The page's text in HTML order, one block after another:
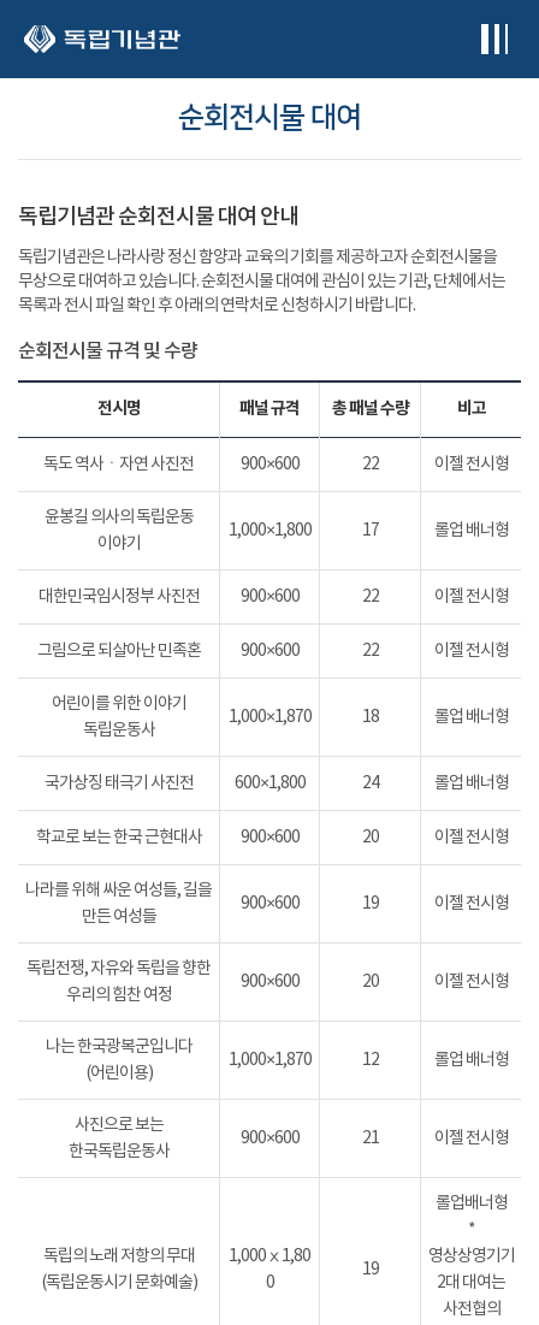
순회전시물 대여
독립기념관 순회전시물 대여 안내
독립기념관은 나라사랑 정신 함양과 교육의 기회를 제공하고자 순회전시물을
무상으로 대여하고 있습니다. 순회전시물 대여에 관심이 있는 기관, 단체에서는
목록과 전시 파일 확인 후 아래의 연락처로 신청하시기 바랍니다.
순회전시물 규격 및 수량
전시명 패널 규격 총 패널 수량 비고
독도 역사ㆍ자연 사진전 900×600 22 이젤 전시형
윤봉길 의사의 독립운동
이야기
1,000×1,800 17 롤업 배너형
대한민국임시정부 사진전 900×600 22 이젤 전시형
그림으로 되살아난 민족혼 900×600 22 이젤 전시형
어린이를 위한 이야기
독립운동사
1,000×1,870 18 롤업 배너형
국가상징 태극기 사진전 600×1,800 24 롤업 배너형
학교로 보는 한국 근현대사 900×600 20 이젤 전시형
나라를 위해 싸운 여성들, 길을
만든 여성들
900×600 19 이젤 전시형
독립전쟁, 자유와 독립을 향한
우리의 힘찬 여정
900×600 20 이젤 전시형
나는 한국광복군입니다
(어린이용)
1,000×1,870 12 롤업 배너형
사진으로 보는
한국독립운동사
900×600 21 이젤 전시형
독립의 노래 저항의 무대
(독립운동시기 문화예술)
1,000ⅹ1,80
0
19
롤업배너형
*
영상상영기기
2대 대여는
사전협의